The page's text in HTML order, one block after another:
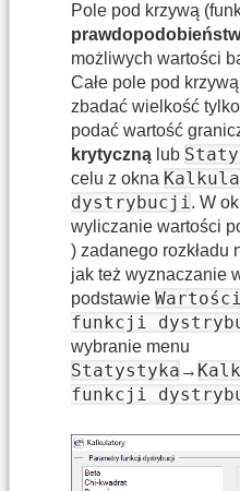
Pole pod krzywą
możliwych wartości
Całe pole pod
zbadać wielkość
podać wartość
krytyczną lub
celu z okna
dystrybucji . W
wyliczanie wartości
) zadanego rozkładu
jak też wyznaczanie
podstawie Wartości
funkcji
wybranie menu
Statystyka →
funkcji